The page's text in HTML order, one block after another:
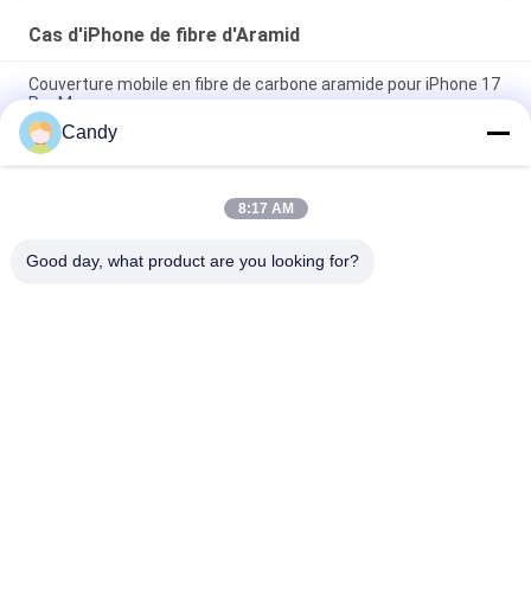
Cas d'iPhone de fibre d'Aramid
Couverture mobile en fibre de carbone aramide pour iPhone 17
Pro Max
Coque de téléphone mobile en fibre de carbone aramide
premium avec cadre en métal pour iPhone 17 Pro Max
Couverture mobile personnalisée en fibre de carbone pour
Candy
8:17 AM
Good day, what product are you looking for?